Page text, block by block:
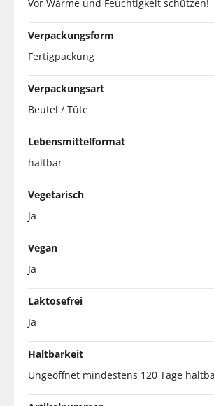
Vor Wärme und Feuchtigkeit schützen!
Verpackungsform
Fertigpackung
Verpackungsart
Beutel / Tüte
Lebensmittelformat
haltbar
Vegetarisch
Ja
Vegan
Ja
Laktosefrei
Ja
Haltbarkeit
Ungeöffnet mindestens 120 Tage